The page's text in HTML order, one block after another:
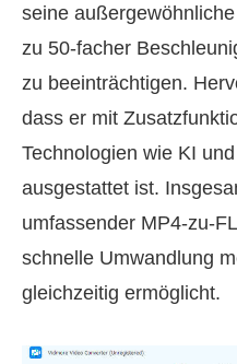
seine
zu 50‑facher
zu beeinträchtigen.
dass er mit
Technologien wie KI
ausgestattet ist.
umfassender MP4-zu-
schnelle Umwandlung
gleichzeitig ermöglicht.